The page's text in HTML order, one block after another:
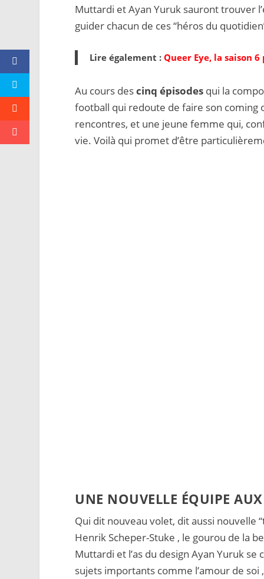
Muttardi et Ayan Yuruk sauront trouver
guider chacun de ces “héros du
Lire également :Queer Eye, la saison
Au cours descinq épisodes qui la
football qui redoute de faire son coming
rencontres, et une jeune femme qui,
vie. Voilà qui promet d’être
UNE NOUVELLE ÉQUIPE
Qui dit nouveau volet, dit aussi nouvelle
Henrik Scheper-Stuke , le gourou de la
Muttardi et l’as du designAyan Yuruk se
sujets importants comme l’amour de